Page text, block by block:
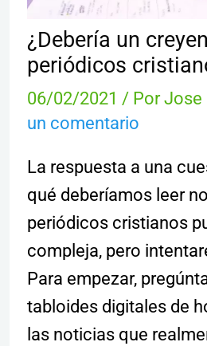
¿Debería un
periódicos
06/02/2021 / PorJose
un comentario
La respuesta a una
qué deberíamos leer
periódicos cristianos
compleja, pero
Para empezar,
tabloides digitales de
las noticias que